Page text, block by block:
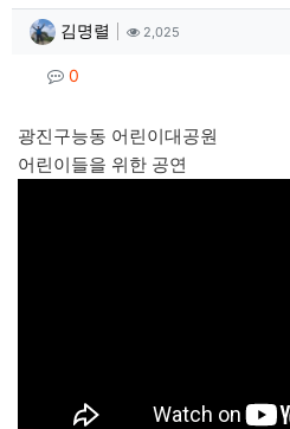
작성자 정보
김명렬 작성2,025조회
컨텐츠 정보
0
본문
광진구능동 어린이대공원
어린이들을 위한 공연